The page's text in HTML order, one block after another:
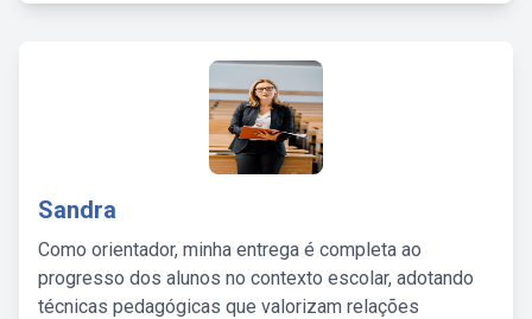
Sandra
Como orientador, minha entrega é completa ao
progresso dos alunos no contexto escolar, adotando
técnicas pedagógicas que valorizam relações